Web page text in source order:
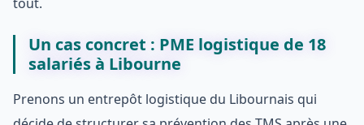
Un cas concret : PME logistique de 18
salariés à Libourne
Prenons un entrepôt logistique du Libournais qui